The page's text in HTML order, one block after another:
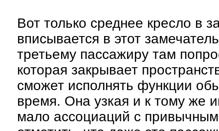
Вот только среднее кресло в
вписывается в этот
третьему пассажиру там
которая закрывает
сможет исполнять функции
время. Она узкая и к тому же
мало ассоциаций с